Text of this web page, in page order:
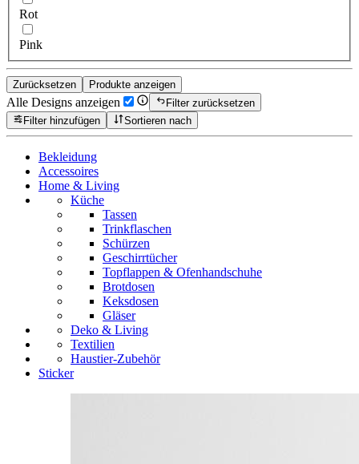
Rot
Pink
Zurücksetzen Produkte anzeigen
Alle Designs anzeigen
Filter zurücksetzen
Filter hinzufügen
Sortieren nach
Bekleidung
Accessoires
Home & Living
Küche
Tassen
Trinkflaschen
Schürzen
Geschirrtücher
Topflappen & Ofenhandschuhe
Brotdosen
Keksdosen
Gläser
Deko & Living
Textilien
Haustier-Zubehör
Sticker